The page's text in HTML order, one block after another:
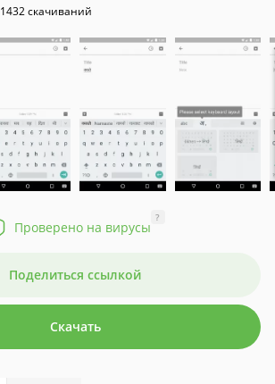
1432 скачиваний
Проверено на вирусы
?
Поделиться ссылкой
Скачать